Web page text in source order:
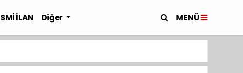
İLAN Diğer MENÜ